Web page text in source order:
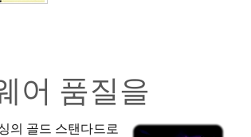
어 품질을
의 골드 스탠다드로